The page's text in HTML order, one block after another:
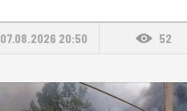
07.08.2026 20:50 52